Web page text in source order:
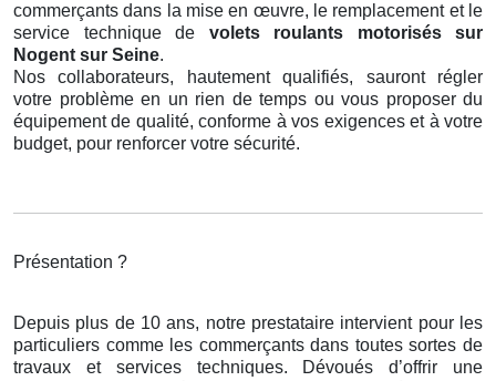
commerçants dans la mise en œuvre, le remplacement et le
service technique de volets roulants motorisés
sur
Nogent sur Seine.
Nos collaborateurs, hautement qualifiés, sauront régler
votre problème en un rien de temps ou vous proposer du
équipement de qualité, conforme à vos exigences et à votre
budget, pour renforcer votre sécurité.
Présentation ?
Depuis plus de 10 ans, notre prestataire intervient pour les
particuliers comme les commerçants dans toutes sortes de
travaux et services techniques. Dévoués d’offrir une